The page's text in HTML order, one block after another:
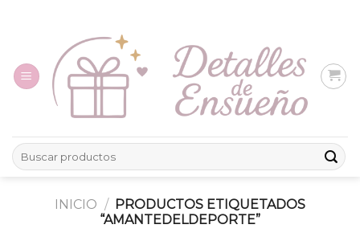
Buscar
por:
INICIO / PRODUCTOS ETIQUETADOS
“AMANTEDELDEPORTE”